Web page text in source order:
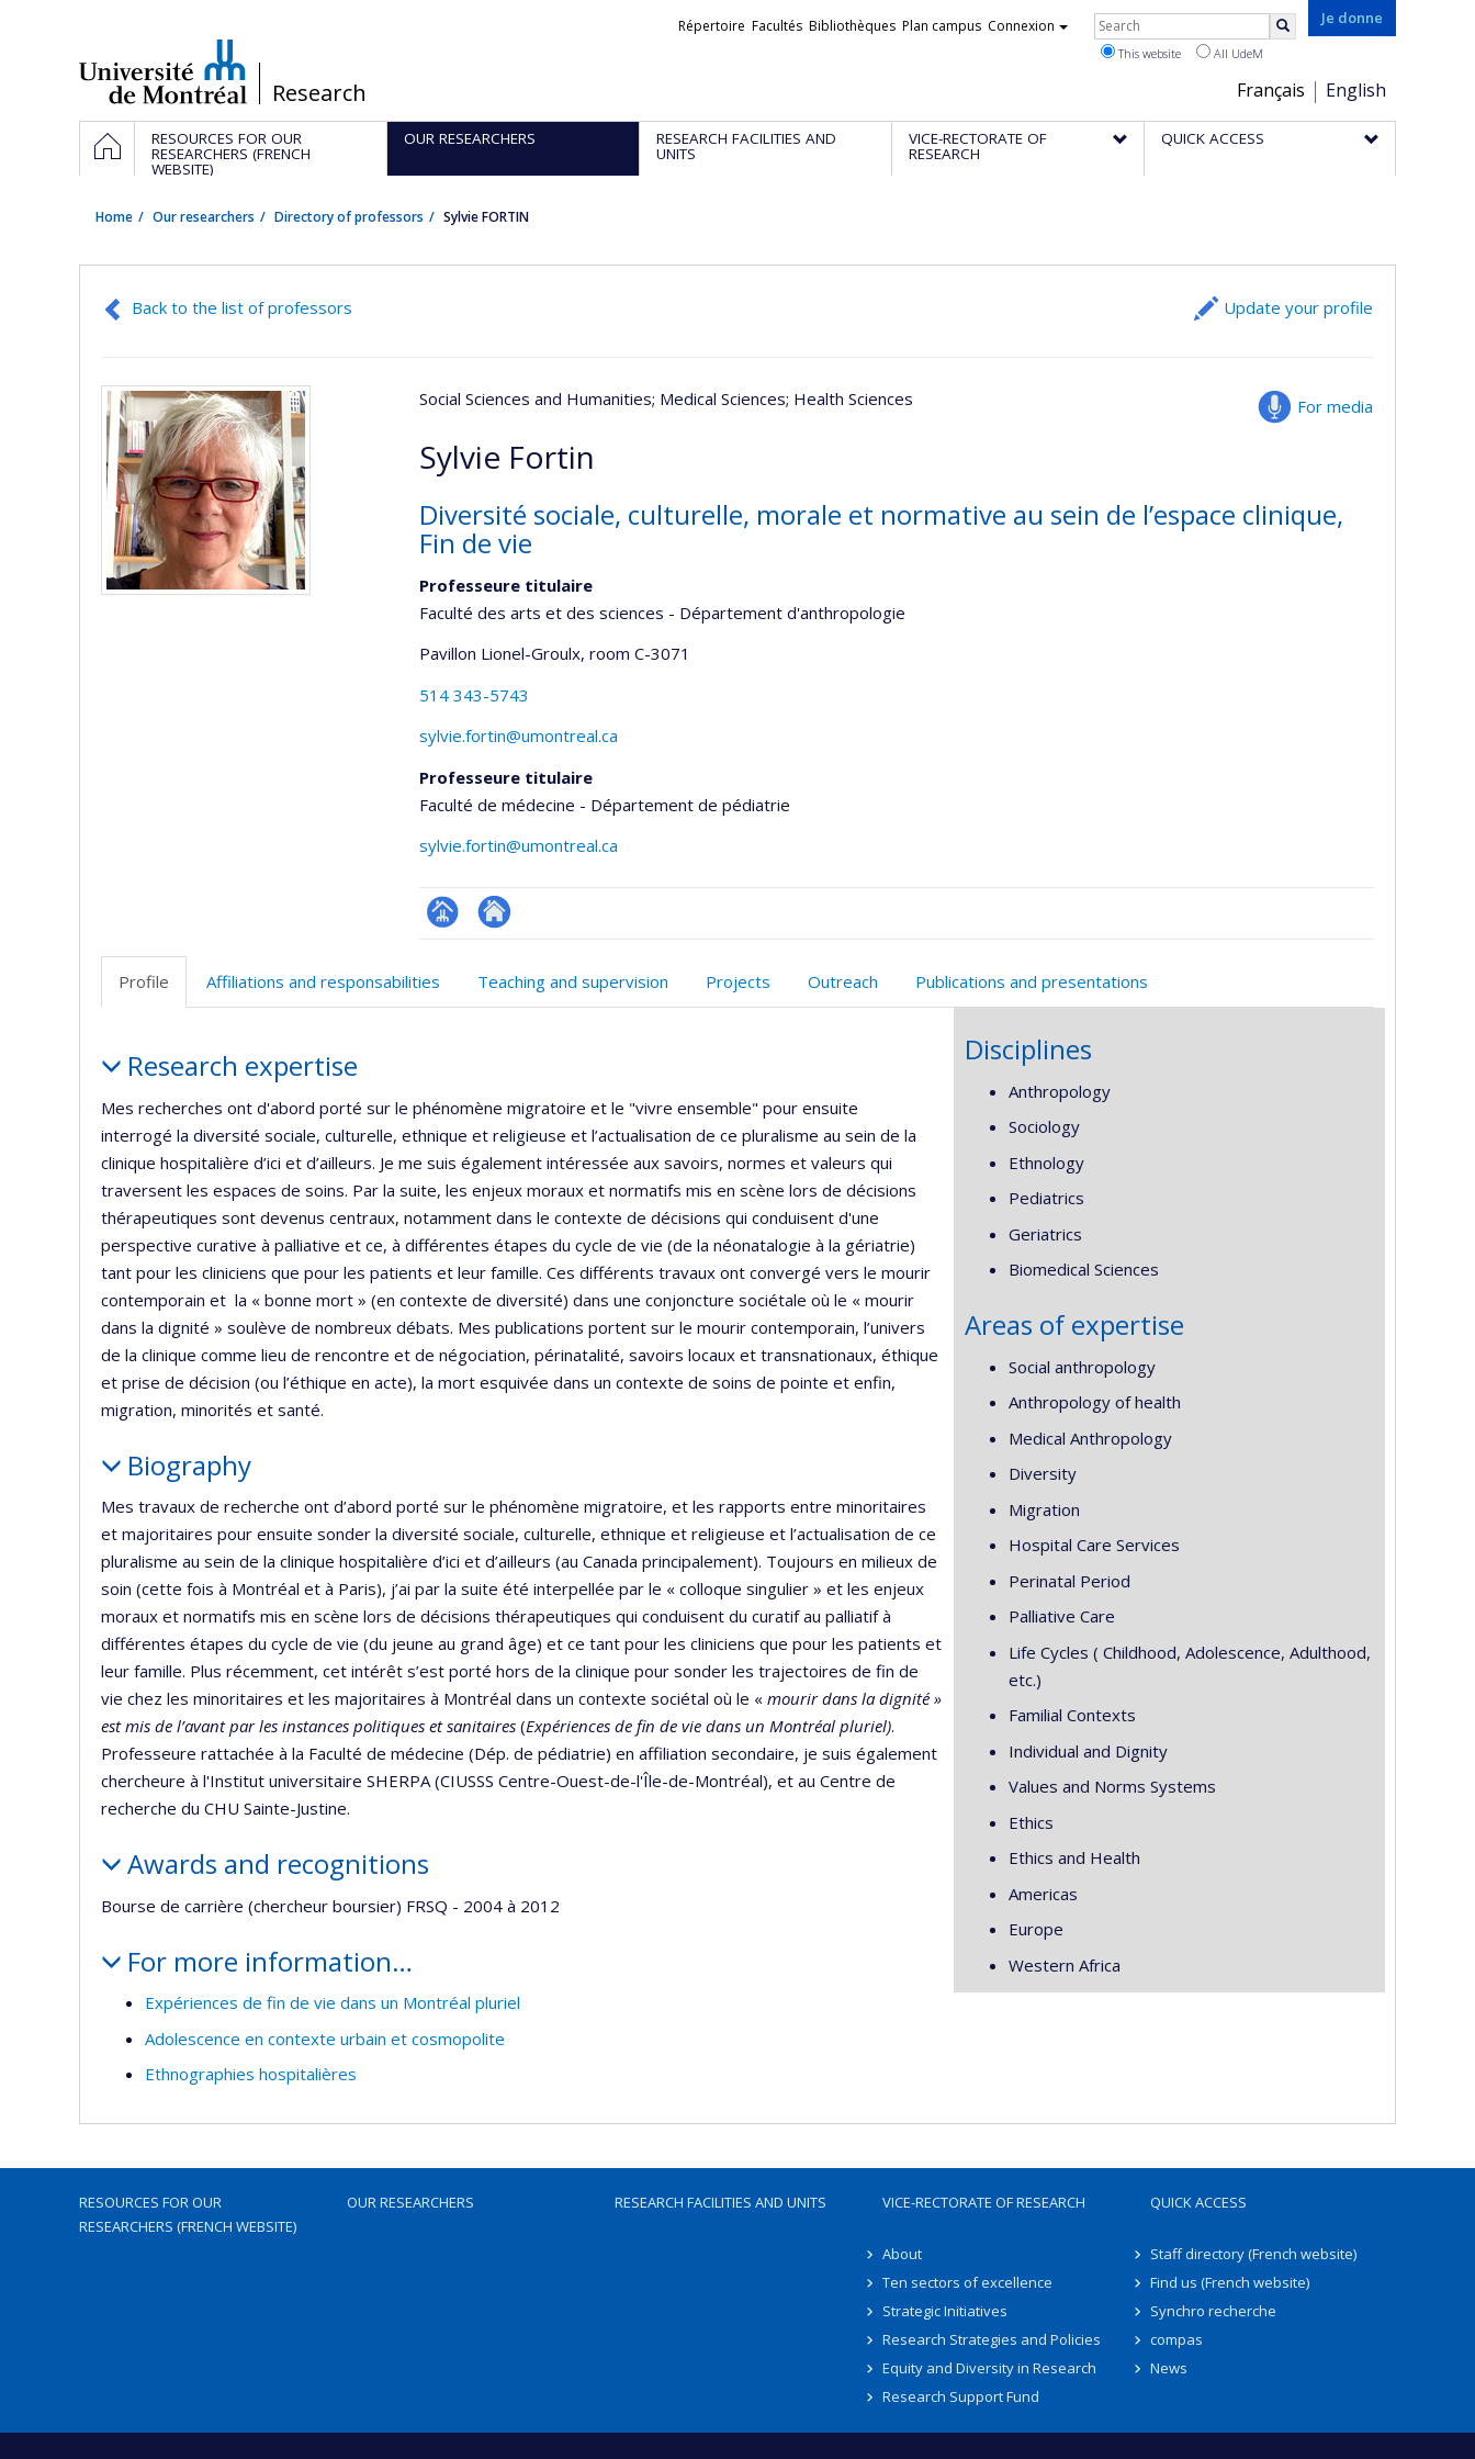
/Research
Je donne
Choix
de
la
Français English
Liens
Répertoire Facultés Bibliothèques Plan campus Connexion Rechercher
This website All UdeM
Navigation
principale
HOMERESOURCES FOR OUR
RESEARCHERS (FRENCH
WEBSITE)
OUR RESEARCHERS RESEARCH FACILITIES AND
UNITS
VICE-RECTORATE OF
RESEARCH
QUICK ACCESS
Home Our researchers Directory of professors Sylvie FORTIN
Back to the list of professors Update your profile
For media
Social Sciences and Humanities; Medical Sciences; Health Sciences
Sylvie Fortin
Diversité sociale, culturelle, morale et normative au sein de l’espace clinique,
Fin de vie
Professeure titulaire
Faculté des arts et des sciences - Département d'anthropologie
Pavillon Lionel-Groulx, room C-3071
514 343-5743
sylvie.fortin@umontreal.ca
Professeure titulaire
Faculté de médecine - Département de pédiatrie
sylvie.fortin@umontreal.ca
Page
(faculté,département,école)
Autre
Profile Affiliations and responsabilities Teaching and supervision Projects Outreach Publications and presentations
Research expertise
Mes recherches ont d'abord porté sur le phénomène migratoire et le "vivre ensemble" pour ensuite
interrogé la diversité sociale, culturelle, ethnique et religieuse et l’actualisation de ce pluralisme au sein de la
clinique hospitalière d’ici et d’ailleurs. Je me suis également intéressée aux savoirs, normes et valeurs qui
traversent les espaces de soins. Par la suite, les enjeux moraux et normatifs mis en scène lors de décisions
thérapeutiques sont devenus centraux, notamment dans le contexte de décisions qui conduisent d'une
perspective curative à palliative et ce, à différentes étapes du cycle de vie (de la néonatalogie à la gériatrie)
tant pour les cliniciens que pour les patients et leur famille. Ces différents travaux ont convergé vers le mourir
contemporain et la « bonne mort » (en contexte de diversité) dans une conjoncture sociétale où le « mourir
dans la dignité » soulève de nombreux débats. Mes publications portent sur le mourir contemporain, l’univers
de la clinique comme lieu de rencontre et de négociation, périnatalité, savoirs locaux et transnationaux, éthique
et prise de décision (ou l’éthique en acte), la mort esquivée dans un contexte de soins de pointe et enfin,
migration, minorités et santé.
Biography
Mes travaux de recherche ont d’abord porté sur le phénomène migratoire, et les rapports entre minoritaires
et majoritaires pour ensuite sonder la diversité sociale, culturelle, ethnique et religieuse et l’actualisation de ce
pluralisme au sein de la clinique hospitalière d’ici et d’ailleurs (au Canada principalement). Toujours en milieux de
soin (cette fois à Montréal et à Paris), j’ai par la suite été interpellée par le « colloque singulier » et les enjeux
moraux et normatifs mis en scène lors de décisions thérapeutiques qui conduisent du curatif au palliatif à
différentes étapes du cycle de vie (du jeune au grand âge) et ce tant pour les cliniciens que pour les patients et
leur famille. Plus récemment, cet intérêt s’est porté hors de la clinique pour sonder les trajectoires de fin de
vie chez les minoritaires et les majoritaires à Montréal dans un contexte sociétal où le « mourir dans la dignité »
est mis de l’avant par les instances politiques et sanitaires (Expériences de fin de vie dans un Montréal pluriel).
Professeure rattachée à la Faculté de médecine (Dép. de pédiatrie) en affiliation secondaire, je suis également
chercheure à l'Institut universitaire SHERPA (CIUSSS Centre-Ouest-de-l'Île-de-Montréal), et au Centre de
recherche du CHU Sainte-Justine.
Awards and recognitions
Bourse de carrière (chercheur boursier) FRSQ - 2004 à 2012
For more information…
Expériences de fin de vie dans un Montréal pluriel
Adolescence en contexte urbain et cosmopolite
Ethnographies hospitalières
Disciplines
Anthropology
Sociology
Ethnology
Pediatrics
Geriatrics
Biomedical Sciences
Areas of expertise
Social anthropology
Anthropology of health
Medical Anthropology
Diversity
Migration
Hospital Care Services
Perinatal Period
Palliative Care
Life Cycles ( Childhood, Adolescence, Adulthood,
etc.)
Familial Contexts
Individual and Dignity
Values and Norms Systems
Ethics
Ethics and Health
Americas
Europe
Western Africa
RESOURCES FOR OUR
RESEARCHERS (FRENCH WEBSITE)
OUR RESEARCHERS RESEARCH FACILITIES AND UNITS VICE-RECTORATE OF RESEARCH
About
Ten sectors of excellence
Strategic Initiatives
Research Strategies and Policies
Equity and Diversity in Research
Research Support Fund
QUICK ACCESS
Staff directory (French website)
Find us (French website)
Synchro recherche
compas
News